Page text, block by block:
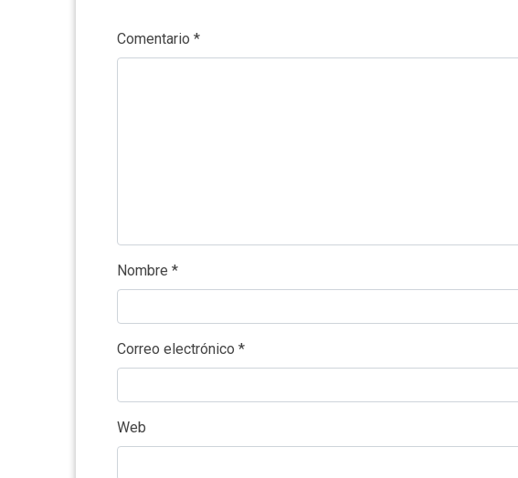
Comentario *
Nombre *
Correo electrónico *
Web